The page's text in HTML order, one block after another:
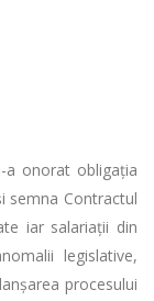
a onorat obligația
semna Contractul
iar salariații din
legislative,
procesului